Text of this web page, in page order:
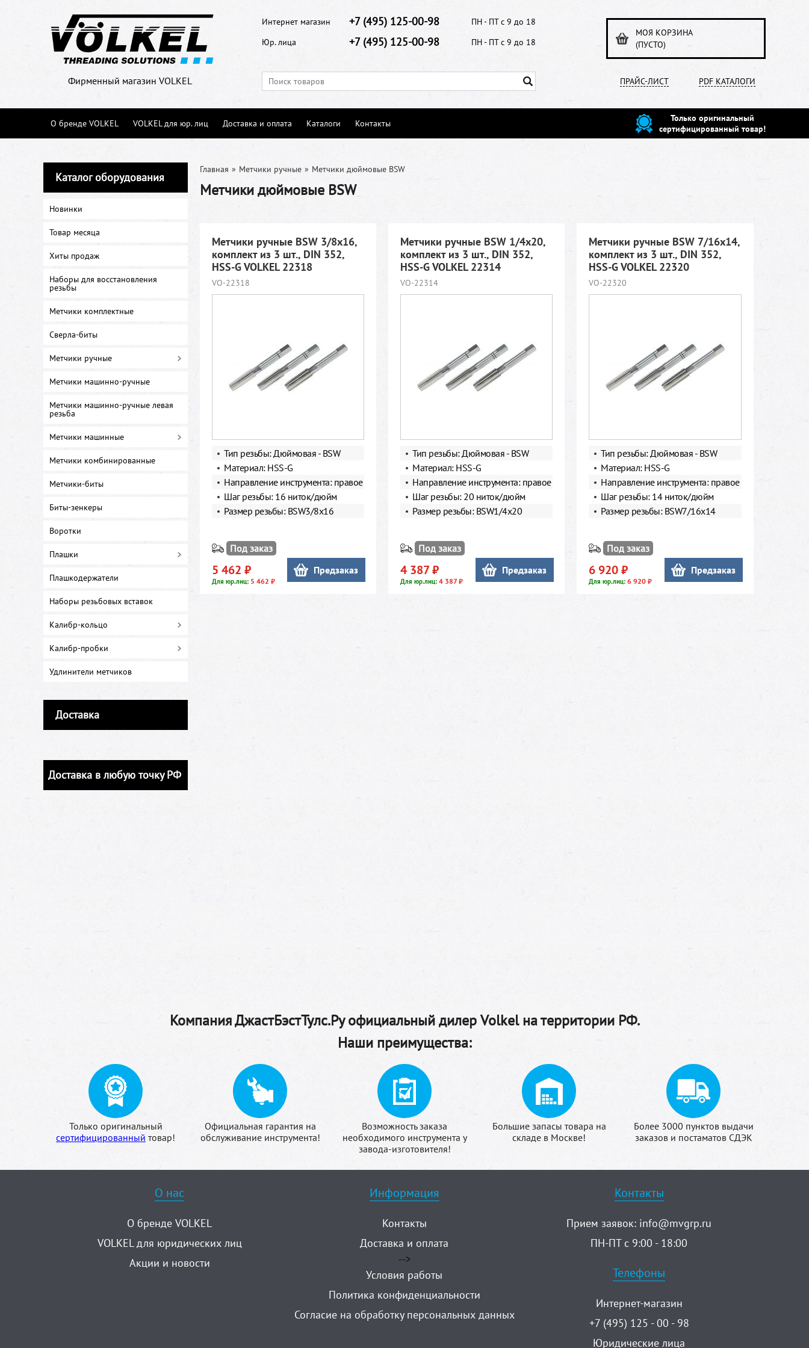
Фирменный магазин VOLKEL
Интернет магазин +7 (495) 125-00-98
ПН - ПТ с 9 до 18
Юр. лица
+7 (495) 125-00-98 ПН - ПТ с 9 до 18
МОЯ КОРЗИНА
(ПУСТО)
ПРАЙС-ЛИСТ PDF КАТАЛОГИ
О бренде VOLKEL VOLKEL для юр. лиц Доставка и оплата Каталоги Контакты
Только оригинальный
сертифицированный товар!
Каталог оборудования
Новинки
Товар месяца
Хиты продаж
Наборы для восстановления
резьбы
Метчики комплектные
Сверла-биты
Метчики ручные
Метчики машинно-ручные
Метчики машинно-ручные левая
резьба
Метчики машинные
Метчики комбинированные
Метчики-биты
Биты-зенкеры
Воротки
Плашки
Плашкодержатели
Наборы резьбовых вставок
Калибр-кольцо
Калибр-пробки
Удлинители метчиков
Доставка
Доставка в любую точку РФ
Главная » Метчики ручные » Метчики дюймовые BSW
Метчики дюймовые BSW
Метчики ручные BSW 3/8х16,
комплект из 3 шт., DIN 352,
HSS-G VOLKEL 22318
VO-22318
Тип резьбы: Дюймовая - BSW
Материал: HSS-G
Направление инструмента: правое
Шаг резьбы: 16 ниток/дюйм
Размер резьбы: BSW3/8х16
Под заказ
5 462 ₽
Для юр.лиц: 5 462 ₽
Предзаказ
Метчики ручные BSW 1/4х20,
комплект из 3 шт., DIN 352,
HSS-G VOLKEL 22314
VO-22314
Тип резьбы: Дюймовая - BSW
Материал: HSS-G
Направление инструмента: правое
Шаг резьбы: 20 ниток/дюйм
Размер резьбы: BSW1/4х20
Под заказ
4 387 ₽
Для юр.лиц: 4 387 ₽
Предзаказ
Метчики ручные BSW 7/16х14,
комплект из 3 шт., DIN 352,
HSS-G VOLKEL 22320
VO-22320
Тип резьбы: Дюймовая - BSW
Материал: HSS-G
Направление инструмента: правое
Шаг резьбы: 14 ниток/дюйм
Размер резьбы: BSW7/16х14
Под заказ
6 920 ₽
Для юр.лиц: 6 920 ₽
Предзаказ
Компания ДжастБэстТулс.Ру официальный дилер Volkel на территории РФ.
Наши преимущества:
Только оригинальный
сертифицированный товар!
Официальная гарантия на
обслуживание инструмента!
Возможность заказа
необходимого инструмента у
завода-изготовителя!
Большие запасы товара на
складе в Москве!
Более 3000 пунктов выдачи
заказов и постаматов СДЭК
О нас
О бренде VOLKEL
VOLKEL для юридических лиц
Акции и новости
Информация
Контакты
Доставка и оплата
-->
Условия работы
Политика конфиденциальности
Согласие на обработку персональных данных
Контакты
Прием заявок: info@mvgrp.ru
ПН-ПТ с 9:00 - 18:00
Телефоны
Интернет-магазин
+7 (495) 125 - 00 - 98
Юридические лица